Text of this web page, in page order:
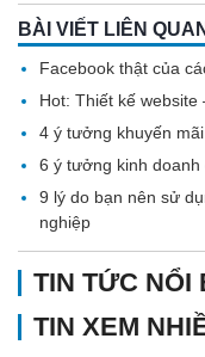
BÀI VIẾT LIÊN QUAN
Facebook thật của
Hot: Thiết kế
4 ý tưởng khuyến
6 ý tưởng kinh doanh
9 lý do bạn nên sử
nghiệp
TIN TỨC NỔI
TIN XEM